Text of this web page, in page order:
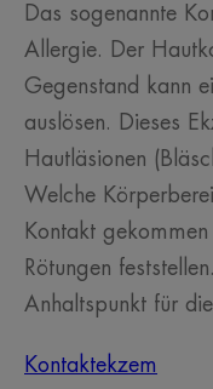
Das sogenannte
Allergie. Der
Gegenstand kann
auslösen. Dieses
Hautläsionen
Welche
Kontakt
Rötungen
Anhaltspunkt für
Kontaktekzem